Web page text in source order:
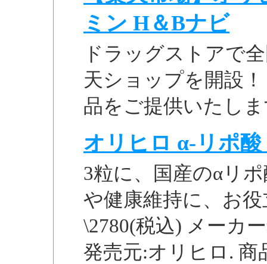
ミン H＆Bナビ
ドラッグストアで
天ショップを開設
品をご提供いたし
オリヒロ α-リポ
3粒に、国産のαリ
や健康維持に、お
\2780(税込) メーカ
発売元:オリヒロ. 商